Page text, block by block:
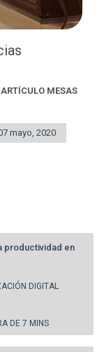
productividad en
DIGITAL
DE 7 MINS
ARTÍCULO MESAS
mayo, 2020